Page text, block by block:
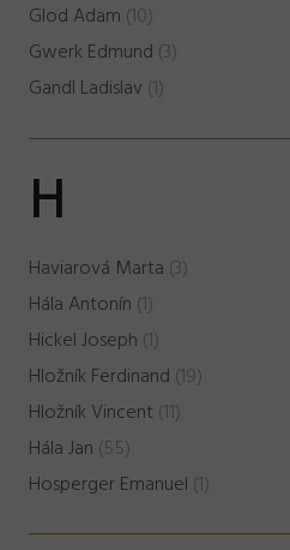
Glod Adam (10)
Gwerk Edmund (3)
Gandl Ladislav (1)
H
Haviarová Marta (3)
Hála Antonín (1)
Hickel Joseph (1)
Hložník Ferdinand (19)
Hložník Vincent (11)
Hála Jan (55)
Hosperger Emanuel (1)